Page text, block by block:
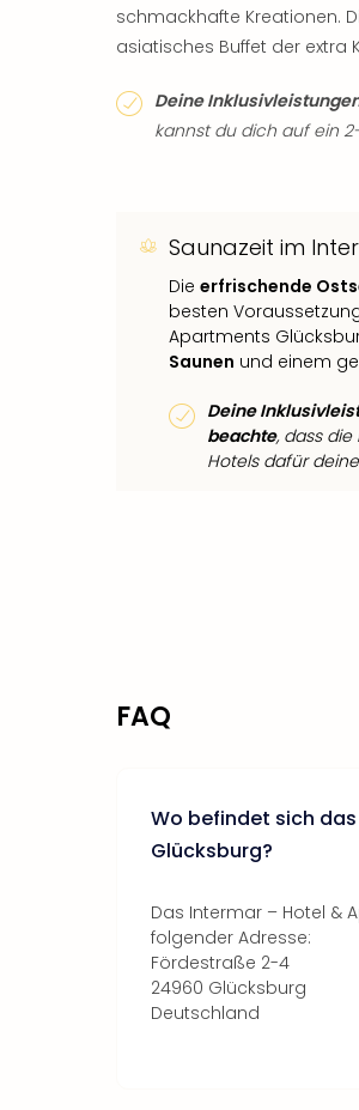
schmackhafte Kreationen.
asiatisches Buffet der extra
Deine
kannst du dich auf ein
Saunazeit im
Die erfrischende
besten
Apartments
Saunen und einem
Deine
beachte, dass
Hotels dafür
FAQ
Wo befindet sich
Glücksburg?
Das Intermar – Hotel &
folgender Adresse:
Fördestraße 2-4
24960 Glücksburg
Deutschland